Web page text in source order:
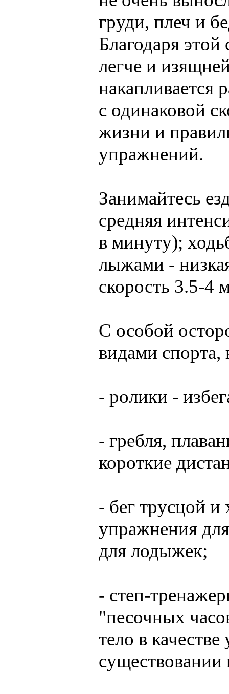
груди, плеч и
Благодаря
легче и
накапливается
с одинаковой
жизни и
упражнений.
Занимайтесь
средняя
в минуту);
лыжами -
скорость 3.5-4
С особой
видами спорта,
- ролики -
- гребля,
короткие
- бег трусцой и
упражнения
для лодыжек;
- степ-
"песочных
тело в
существовании